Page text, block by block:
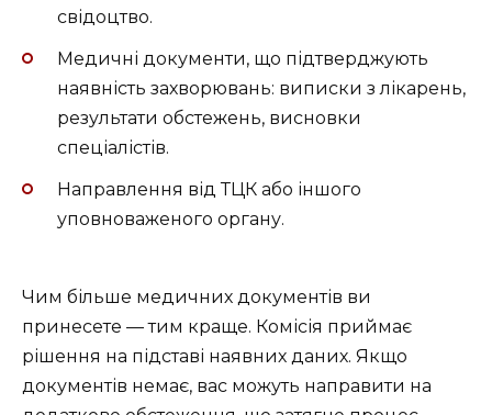
свідоцтво.
Медичні документи, що підтверджують
наявність захворювань: виписки з лікарень,
результати обстежень, висновки
спеціалістів.
Направлення від ТЦК або іншого
уповноваженого органу.
Чим більше медичних документів ви
принесете — тим краще. Комісія приймає
рішення на підставі наявних даних. Якщо
документів немає, вас можуть направити на